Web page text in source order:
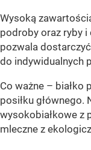
Wysoką
podroby oraz ryby
pozwala
do indywidualnych
Co ważne – białko
posiłku
wysokobiałkowe z
mleczne z